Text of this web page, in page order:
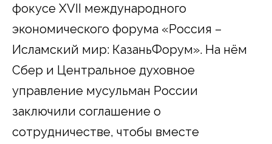
фокусе XVII международного
экономического форума «Россия –
Исламский мир: КазаньФорум». На нём
Сбер и Центральное духовное
управление мусульман России
заключили соглашение о
сотрудничестве, чтобы вместе